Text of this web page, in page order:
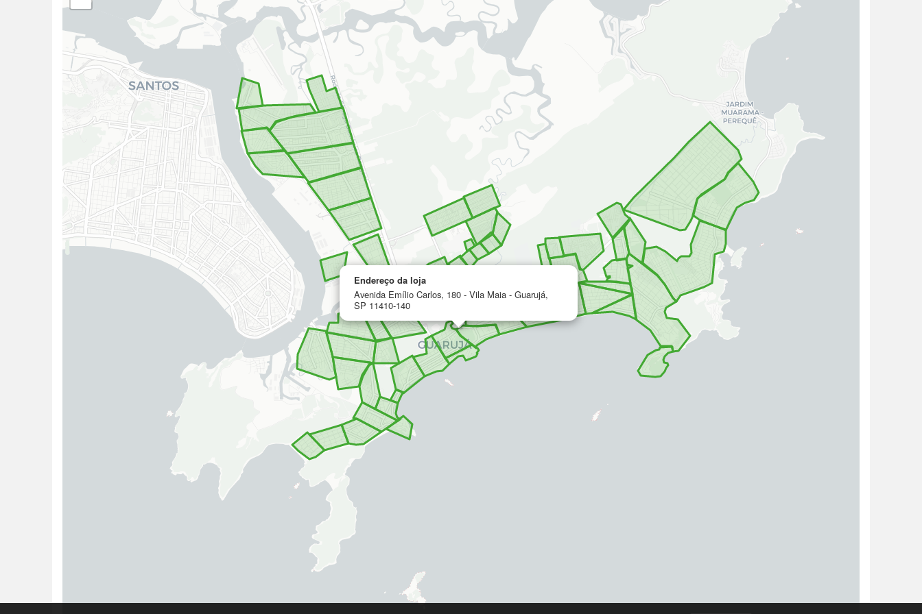
Endereço da loja
Avenida Emílio Carlos, 180 - Vila Maia - Guarujá,
SP 11410-140